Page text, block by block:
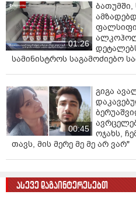
01:26
ბათუმში,
სამინისტროს საგამოძიებო
00:45
გიგა
ოჯახს,
თავს, მის მერე მე მე არ ვარ"
ასევე დაგაინტერესებთ